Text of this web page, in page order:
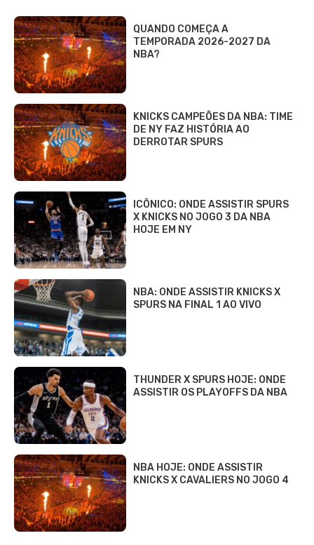
QUANDO COMEÇA A
TEMPORADA 2026-2027 DA
NBA?
KNICKS CAMPEÕES DA NBA: TIME
DE NY FAZ HISTÓRIA AO
DERROTAR SPURS
ICÔNICO: ONDE ASSISTIR SPURS
X KNICKS NO JOGO 3 DA NBA
HOJE EM NY
NBA: ONDE ASSISTIR KNICKS X
SPURS NA FINAL 1 AO VIVO
THUNDER X SPURS HOJE: ONDE
ASSISTIR OS PLAYOFFS DA NBA
NBA HOJE: ONDE ASSISTIR
KNICKS X CAVALIERS NO JOGO 4